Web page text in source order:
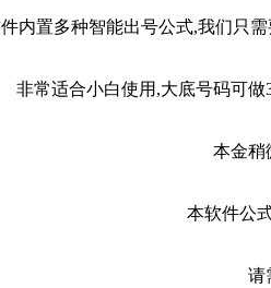
内置多种智能出号公式,我们只
非常适合小白使用,大底号码可
本金稍
本软件公
请